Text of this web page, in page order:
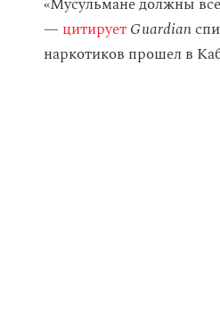
—цитируетGuardian
наркотиков прошел в